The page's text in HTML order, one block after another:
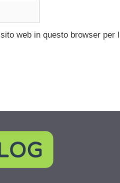
web in questo browser per